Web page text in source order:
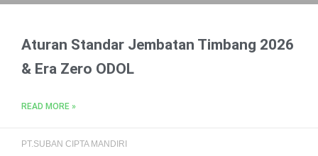
Aturan Standar Jembatan Timbang 2026
& Era Zero ODOL
READ MORE »
PT.SUBAN CIPTA MANDIRI